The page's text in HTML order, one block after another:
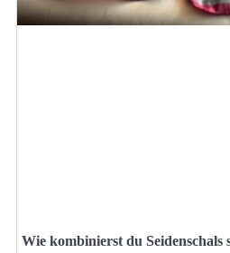
Wie kombinierst du Seidenschals